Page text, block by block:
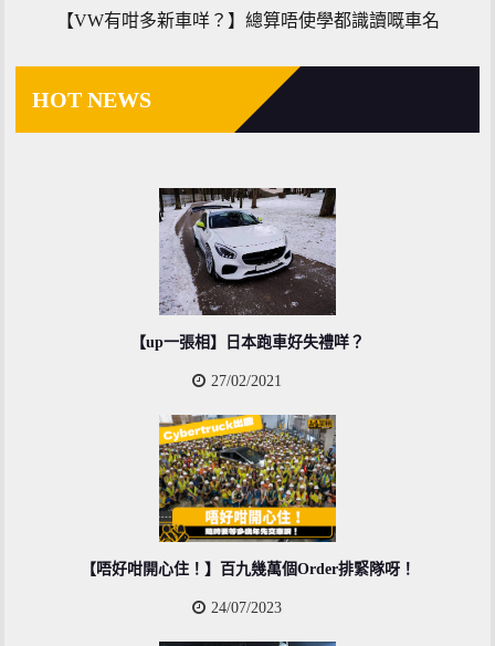
【VW有咁多新車咩？】總算唔使學都識讀嘅車名
HOT NEWS
【up一張相】日本跑車好失禮咩？
27/02/2021
【唔好咁開心住！】百九幾萬個Order排緊隊呀！
24/07/2023